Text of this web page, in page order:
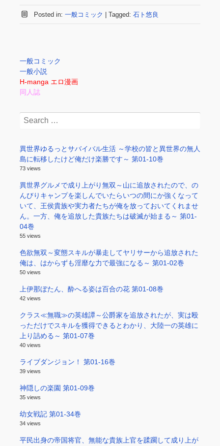
Posted in: 一般コミック Tagged: 石ト悠良
一般コミック
一般小説
H-manga エロ漫画
同人誌
Search
異世界ゆるっとサバイバル生活 ～学校の皆と異世界の無人
島に転移したけど俺だけ楽勝です～ 第01-10巻
73 views
異世界グルメで成り上がり無双～山に追放されたので、の
んびりキャンプを楽しんでいたらいつの間にか強くなって
いて、王侯貴族や実力者たちが俺を放っておいてくれませ
ん。一方、俺を追放した貴族たちは破滅が始まる～ 第01-
04巻
55 views
色欲無双～変態スキルが暴走してヤリサーから追放された
俺は、はからずも淫靡な力で最強になる～ 第01-02巻
50 views
上伊那ぼたん、酔へる姿は百合の花 第01-08巻
42 views
クラス≪無職≫の英雄譚～公爵家を追放されたが、実は殴
っただけでスキルを獲得できるとわかり、大陸一の英雄に
上り詰める～ 第01-07巻
40 views
ライブダンジョン！ 第01-16巻
39 views
神隠しの楽園 第01-09巻
35 views
幼女戦記 第01-34巻
34 views
平民出身の帝国将官、無能な貴族上官を蹂躙して成り上が